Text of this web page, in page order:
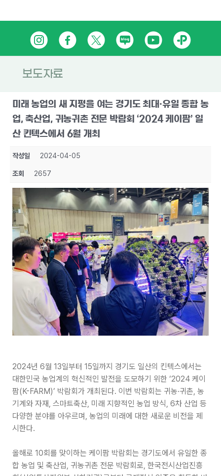
인
스
타
그
램
페
이
스
북
트
위
네
이
블
로
유
튜
카
카
톡
플
구
보도자료
미래 농업의 새 지평을 여는 경기도 최대·유일 종합 농
업, 축산업, 귀농귀촌 전문 박람회 ‘2024 케이팜’ 일
산 킨텍스에서 6월 개최
작성일 2024-04-05
조회 2657
2024년 6월 13일부터 15일까지 경기도 일산의 킨텍스에서는
대한민국 농업계의 혁신적인 발전을 도모하기 위한 ‘2024 케이
팜(K-FARM)’ 박람회가 개최된다. 이번 박람회는 귀농·귀촌, 농
기계와 자재, 스마트축산, 미래 지향적인 농업 방식, 6차 산업 등
다양한 분야를 아우르며, 농업의 미래에 대한 새로운 비전을 제
시한다.
올해로 10회를 맞이하는 케이팜 박람회는 경기도에서 유일한 종
합 농업 및 축산업, 귀농귀촌 전문 박람회로, 한국전시산업진흥